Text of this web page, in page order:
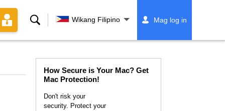
PaghahanapWikang Filipino Mag log in
How Secure is Your Mac? Get
Mac Protection!
Don't risk your
security. Protect your